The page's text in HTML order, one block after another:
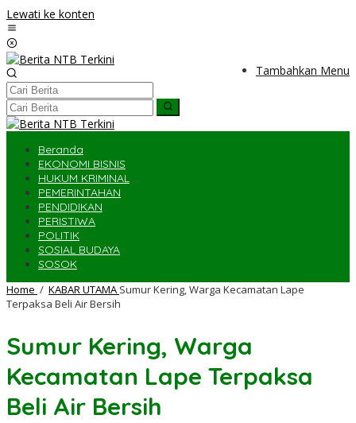
Lewati ke konten
Tambahkan Menu
Beranda
EKONOMI BISNIS
HUKUM KRIMINAL
PEMERINTAHAN
PENDIDIKAN
PERISTIWA
POLITIK
SOSIAL BUDAYA
SOSOK
Home / KABAR UTAMA Sumur Kering, Warga Kecamatan Lape
Terpaksa Beli Air Bersih
Sumur Kering, Warga
Kecamatan Lape Terpaksa
Beli Air Bersih